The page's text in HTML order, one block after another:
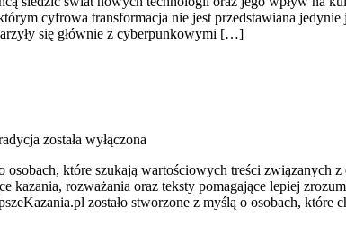
cyfrowa transformacja nie jest przedstawiana
się głównie z cyberpunkowymi […]
została wyłączona
które szukają wartościowych treści związanych
rozważania oraz teksty pomagające lepiej
zostało stworzone z myślą o osobach, które